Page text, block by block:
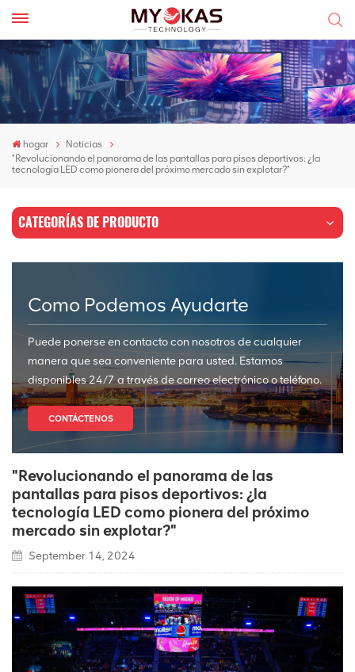
hogar
Noticias
"Revolucionando el panorama de las pantallas para pisos deportivos: ¿la
tecnología LED como pionera del próximo mercado sin explotar?"
CATEGORÍAS DE PRODUCTO
Como Podemos Ayudarte
Puede ponerse en contacto con nosotros de cualquier
manera que sea conveniente para usted. Estamos
disponibles 24/7 a través de correo electrónico o teléfono.
CONTÁCTENOS
"Revolucionando el panorama de las
pantallas para pisos deportivos: ¿la
tecnología LED como pionera del próximo
mercado sin explotar?"
September 14, 2024